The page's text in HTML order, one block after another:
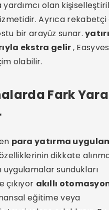
yardımcı olan
Ayrıca
bir arayüz sunar.
ekstra gelir,
olabilir.
Fark
para yatırma
dikkate
uygulamalar sundukları
çıkıyor akıllı
eğitime veya